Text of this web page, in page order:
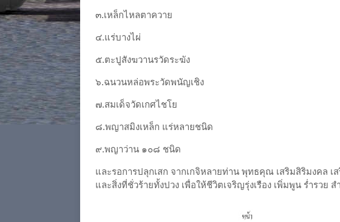
๓.เหล็กไหลตาควาย
๔.แร่บางไผ่
๕.ตะปูสังฆวานรวัดระฆัง
๖.ฉนวนหล่อพระวัดพนัญเชิง
๗.สมเด็จวัดเกศไชโย
๘.พญาสมิงเหล็ก แร่หลายชนิด
๙.พญาว่าน ๑๐๘ ชนิด
และรอการปลุกเสก จากเกจิหลายท่าน พุทธคุณ เสริมสิริมงคล
และสิ่งที่ชั่วร้ายทั้งปวง เพื่อให้ชีวิตเจริญรุ่งเรือง เพิ่มพูน ร่ำรวย ส